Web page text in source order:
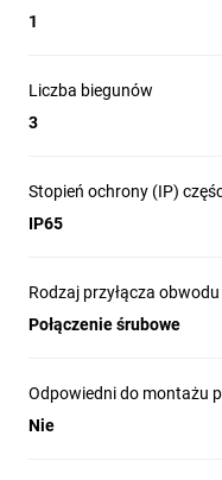
1
Liczba biegunów
3
Stopień ochrony (IP)
IP65
Rodzaj przyłącza
Połączenie śrubowe
Odpowiedni do montażu
Nie